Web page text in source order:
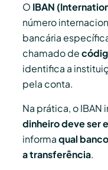
O IBAN
número
bancária
chamado de
identifica a
pela conta.
Na prática, o IBAN
dinheiro deve ser
informaqual
a transferência.